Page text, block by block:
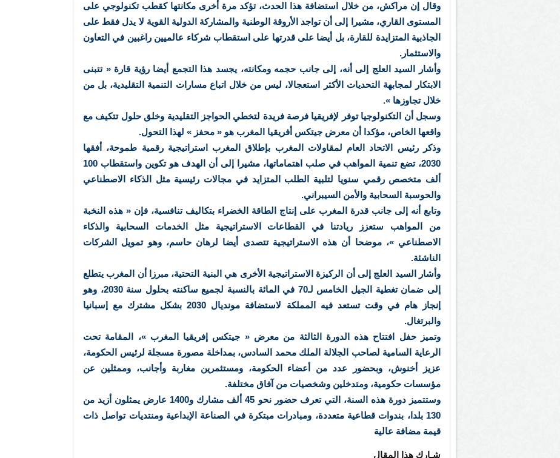
وقال إن مراكش، من خلال استضافة هذا الحدث، تؤكد مرة أخرى مكانتها كقطب تكنولوجي على
المستوى القاري، مشيرا إلى أن تواجد الأروقة الوطنية والمشاركة الدولية القوية لا يدل فقط على
الجاذبية المتزايدة للقارة، بل أيضا على قدرتها على استقطاب شركاء عالميين راغبين في التعاون
والاستثمار.
وأشار السيد العلج إلى أنه، إلى جانب حجمه ومكانته، يجسد هذا التجمع أيضا رؤية قارة « تتبنى
الابتكار لمجابهة التحديات الأكثر استعجالا، ليس من خلال اتباع مسارات التنمية التقليدية، بل من
خلال تجاوزها ».
وسجل أن التكنولوجيا توفر لإفريقيا فرصة فريدة لتخطي الحواجز التقليدية وخلق حلول تتكيف مع
واقعها الخاص، مؤكدا أن معرض جيتكس أفريقيا المغرب هو « محفز » لهذا التحول.
وذكر رئيس الاتحاد العام لمقاولات المغرب بإطلاق المغرب استراتيجية رقمية طموحة، أفقها
2030، تضع تنمية المواهب في صلب اهتماماتها، مشيرا إلى أن الهدف هو تكوين واستقطاب 100
ألف متخصص رقمي سنويا لتلبية الطلب المتزايد في مجالات رئيسية مثل الذكاء الاصطناعي
والحوسبة السحابية والأمن السيبراني.
وتابع أنه إلى جانب قدرة المغرب على إنتاج الطاقة الخضراء بتكاليف تنافسية، فإن « هذه النخبة
من المواهب ستعزز ريادتنا في القطاعات الاستراتيجية مثل الخدمات السحابية والذكاء
الاصطناعي »، موضحا أن هذه الاستراتيجية تتصدى أيضا لرهان حاسم، وهو تمويل الشركات
الناشئة.
وأشار السيد العلج إلى أن الركيزة الاستراتيجية الأخرى هي البنية التحتية، مبرزا أن المغرب يتطلع
إلى ضمان تغطية الجيل الخامس لـ70 في المائة بالنسبة لجميع ساكنته بحلول سنة 2030، وهو
إنجاز هام في وقت تستعد فيه المملكة لاستضافة مونديال 2030 بشكل مشترك مع إسبانيا
والبرتغال.
وتميز حفل افتتاح هذه الدورة الثالثة من معرض « جيتكس إفريقيا المغرب »، المقامة تحت
الرعاية السامية لصاحب الجلالة الملك محمد السادس، بمداخلة مصورة مسجلة لرئيس الحكومة،
عزيز أخنوش، وبحضور عدد من أعضاء الحكومة، ومستثمرين مغاربة وأجانب، وممثلين عن
مؤسسات حكومية، ومتدخلين وشخصيات من آفاق مختلفة.
وستتميز دورة هذه السنة، التي تعرف حضور نحو 45 ألف مشارك و1400 عارض يمثلون أزيد من
130 بلدا، بندوات قطاعية متعددة، ومبادرات مبتكرة في الصناعة الإبداعية ومنتديات تواصل ذات
قيمة مضافة عالية
شـارك هذا المقال